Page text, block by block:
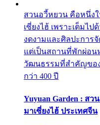
สวนอวี้หยวน คือหนึ่ง
เซี่ยงไฮ้ เพราะเต็มไ
งดงามและศิลปะการ
แต่เป็นสถานที่พักผ่อน
วัฒนธรรมที่สำคัญขอ
กว่า 400 ปี
Yuyuan Garden : ส
มาเซี่ยงไฮ้ ประเทศจีน